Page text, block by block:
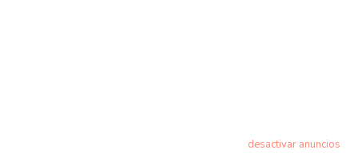
desactivar anuncios